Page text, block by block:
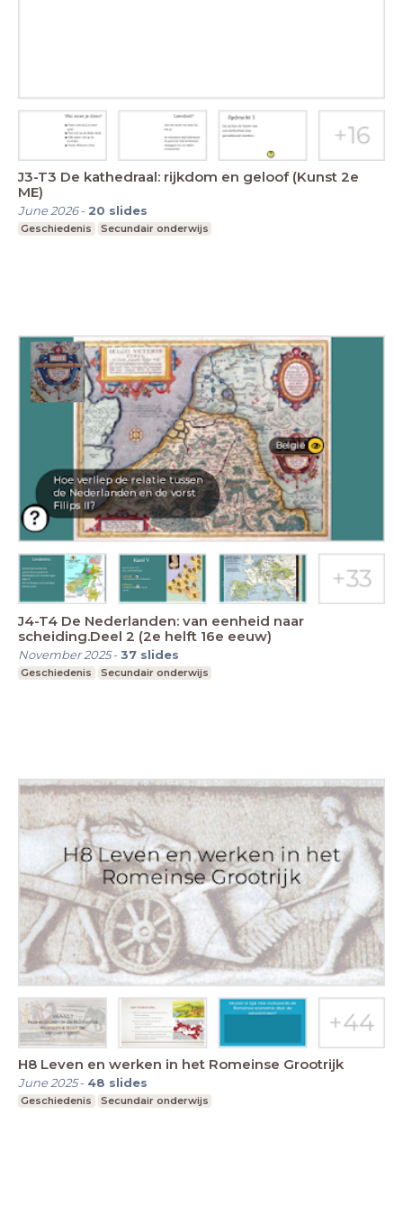
J3-T3 De kathedraal: rijkdom en geloof (Kunst 2e
ME)
June 2026- 20 slides
Geschiedenis Secundair onderwijs
J4-T4 De Nederlanden: van eenheid naar
scheiding.Deel 2 (2e helft 16e eeuw)
November 2025-37 slides
Geschiedenis Secundair onderwijs
H8 Leven en werken in het Romeinse Grootrijk
June 2025- 48 slides
Geschiedenis Secundair onderwijs